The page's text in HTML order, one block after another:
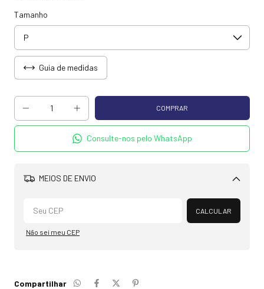
Tamanho
Guia de medidas
Consulte-nos pelo WhatsApp
MEIOS DE ENVIO
Alterar CEP
CALCULAR
Não sei meu CEP
Compartilhar